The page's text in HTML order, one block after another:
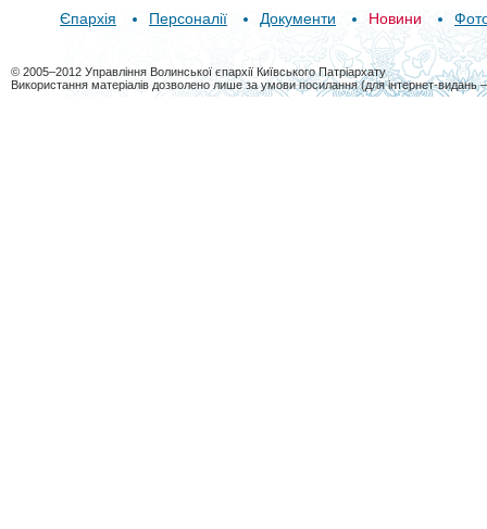
Єпархія Персоналії Документи Новини
© 2005–2012 Управління Волинської єпархії Київського Патріархату
Використання матеріалів дозволено лише за умови посилання (для інтернет-видань